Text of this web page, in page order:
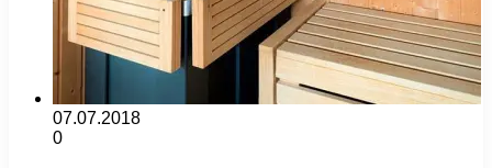
07.07.2018
0